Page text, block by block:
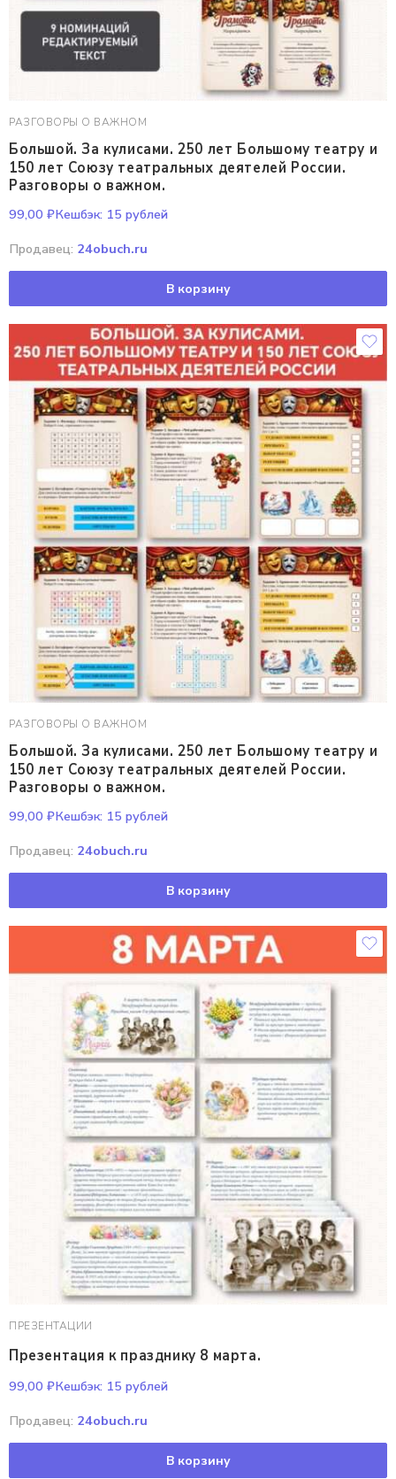
РАЗГОВОРЫ О ВАЖНОМ
Большой. За кулисами. 250 лет Большому театру и
150 лет Союзу театральных деятелей России.
Разговоры о важном.
99,00 ₽Кешбэк: 15 рублей
Продавец: 24obuch.ru
В корзину
РАЗГОВОРЫ О ВАЖНОМ
Большой. За кулисами. 250 лет Большому театру и
150 лет Союзу театральных деятелей России.
Разговоры о важном.
99,00 ₽Кешбэк: 15 рублей
Продавец: 24obuch.ru
В корзину
ПРЕЗЕНТАЦИИ
Презентация к празднику 8 марта.
99,00 ₽Кешбэк: 15 рублей
Продавец: 24obuch.ru
В корзину